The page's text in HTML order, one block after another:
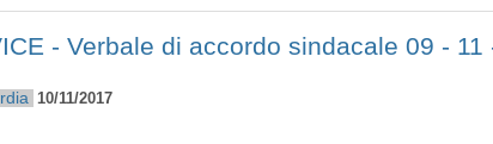
- Verbale di accordo sindacale 09 - 11
10/11/2017